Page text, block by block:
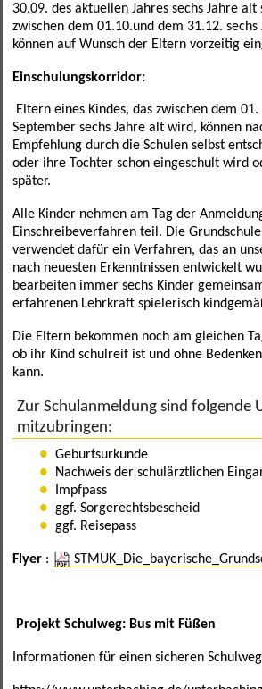
Schulberatung
Berufseinstiegsbegleitung
Betreuungsmöglichkeiten
Mittagsbetreuung Freiraum
Tagesstätte St. Birgitta
Hort am Sportpark
Schulweghelfer
Schulsanitäter
Unser Schulhaus
weitere Mitarbeiter
Elternbeirat
Sekretariat
SMV
Verbindungslehrer
Leistungssportklassen
Arbeitsgemeinschaften
Schulgarten
Schulfruchtprogramm
Ergebnisse Projektwoche
Lese- und Schreibentwicklung
Medienreferenzschule
Ganztagsschule
Übertritt
Regelklassen
Bandklassen
Schulverbund
Leistungssportklassen
Regelklassen
Mögliche Abschlüsse
Termine
Mensa
Regeln
Formulare
Elternbriefe
Wichtige Links und Adressen
Kontakt
Allgemein
Elternportal Mittelschule
Kontaktformular
Schulweg
Impressum
30.09. des aktuellen Jahres sechs Jahre alt
zwischen dem 01.10.und dem 31.12.
können auf Wunsch der Eltern vorzeitig
Einschulungskorridor:
Eltern eines Kindes, das zwischen dem 01.
September sechs Jahre alt wird, können
Empfehlung durch die Schulen selbst
oder ihre Tochter schon eingeschult wird
später.
Alle Kinder nehmen am Tag der
Einschreibeverfahren teil. Die
verwendet dafür ein Verfahren, das an
nach neuesten Erkenntnissen entwickelt
bearbeiten immer sechs Kinder
erfahrenen Lehrkraft spielerisch
Die Eltern bekommen noch am gleichen
ob ihr Kind schulreif ist und ohne
kann.
Zur Schulanmeldung sind folgende
mitzubringen:
Geburtsurkunde
Nachweis der schulärztlichen
Impfpass
ggf. Sorgerechtsbescheid
ggf. Reisepass
Flyer :
Projekt Schulweg: Bus mit Füßen
Informationen für einen sicheren